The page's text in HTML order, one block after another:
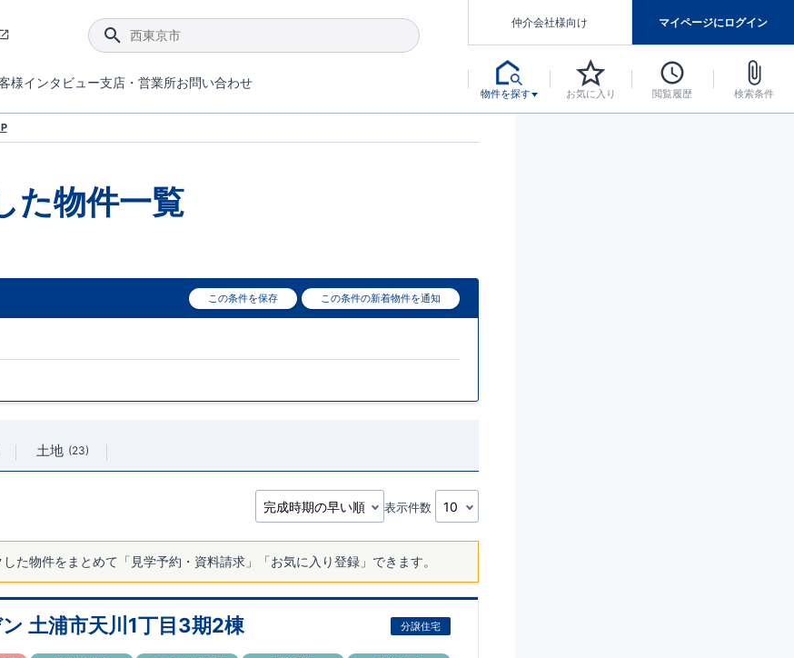
様インタビュー支店・営業所お問い合わせ
仲介会社様向け マイページにログイン
物件を探す お気に入り 閲覧履歴 検索条件
た物件一覧
この条件を保存 この条件の新着物件を通知
土地 23
表示件数
た物件をまとめて「見学予約・資料請求」「お気に入り登録」できます。
土浦市天川1丁目3期2棟 分譲住宅